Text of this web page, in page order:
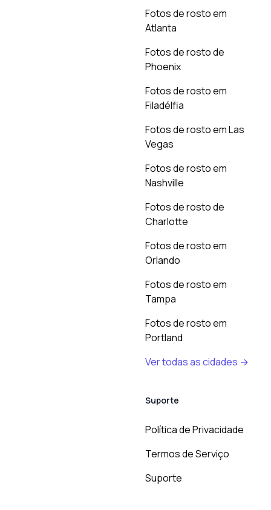
Fotos de rosto em
Atlanta
Fotos de rosto de
Phoenix
Fotos de rosto em
Filadélfia
Fotos de rosto em Las
Vegas
Fotos de rosto em
Nashville
Fotos de rosto de
Charlotte
Fotos de rosto em
Orlando
Fotos de rosto em
Tampa
Fotos de rosto em
Portland
Ver todas as cidades →
Suporte
Política de Privacidade
Termos de Serviço
Suporte